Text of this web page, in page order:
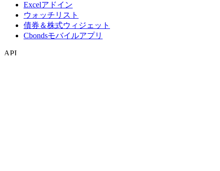
Excelアドイン
ウォッチリスト
債券＆株式ウィジェット
Cbondsモバイルアプリ
API